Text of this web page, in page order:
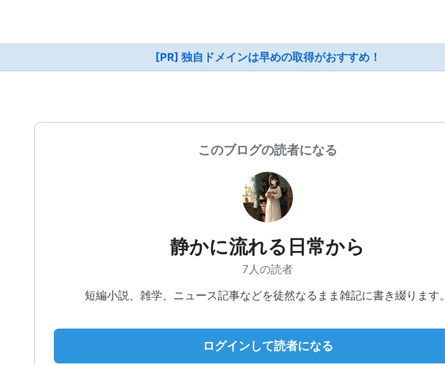
[PR] 独自ドメインは早めの取得がおすすめ！
このブログの読者になる
静かに流れる日常から
7人の読者
短編小説、雑学、ニュース記事などを徒然なるまま雑記に書き綴ります
ログインして読者になる